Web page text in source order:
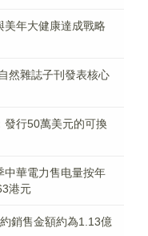
年大健康達成戰略
然雜誌子刊發表核心
發行50萬美元的可換
中華電力售电量按年
港元
銷售金額約為1.13億